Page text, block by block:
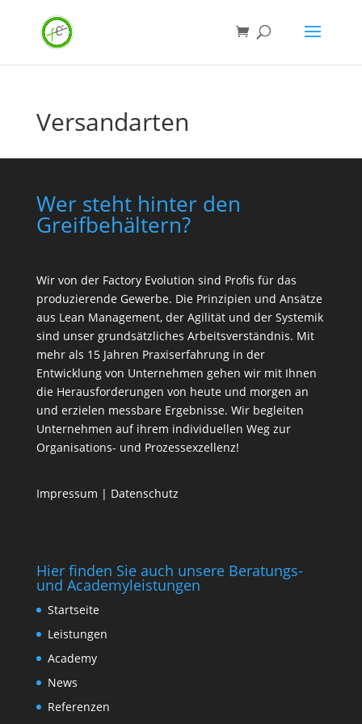
Versandarten
Wer steht hinter den
Greifbehältern?
Wir von der Factory Evolution sind Profis für das
produzierende Gewerbe. Die Prinzipien und Ansätze
aus Lean Management, der Agilität und der Systemik
sind unser grundsätzliches Arbeitsverständnis. Mit
mehr als 15 Jahren Praxiserfahrung in der
Entwicklung von Unternehmen gehen wir mit Ihnen
die Herausforderungen von heute und morgen an
und erzielen messbare Ergebnisse. Wir begleiten
Unternehmen auf ihrem individuellen Weg zur
Organisations- und Prozessexzellenz!
Impressum | Datenschutz
Hier finden Sie auch unsere Beratungs-
und Academyleistungen
Startseite
Leistungen
Academy
News
Referenzen